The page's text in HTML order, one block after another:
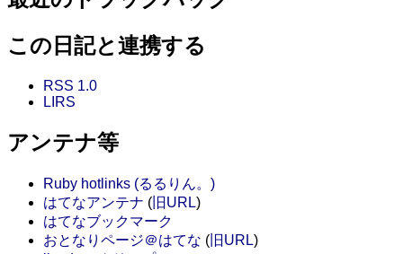
この日記と連携する
RSS 1.0
LIRS
アンテナ等
Ruby hotlinks (るるりん。)
はてなアンテナ ( 旧URL)
はてなブックマーク
おとなりページ＠はてな ( 旧URL)